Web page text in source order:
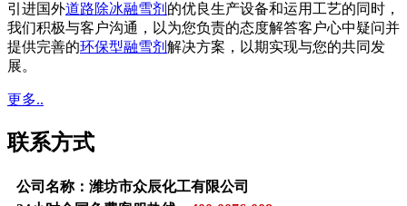
引进国外道路除冰融雪剂 的优良生产设备和运用工艺的同时，
我们积极与客户沟通，以为您负责的态度解答客户心中疑问并
提供完善的环保型融雪剂 解决方案，以期实现与您的共同发
展。
更多..
联系方式
公司名称：潍坊市众辰化工有限公司